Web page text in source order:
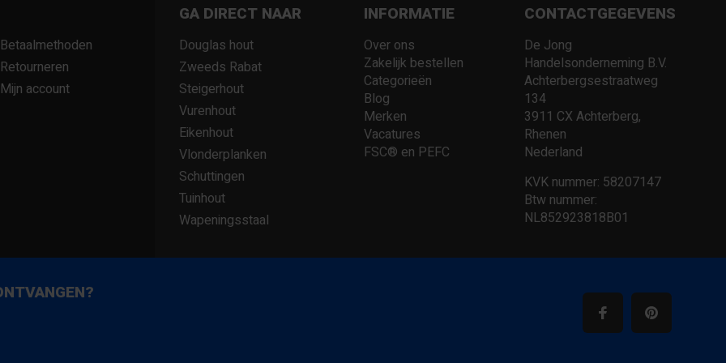
bescherming en
plaatsing
hoge draagkracht,
een tijdloze en verzorgde
afwerking.
Betaalmethoden
Retourneren
Mijn account
GA DIRECT NAAR
Douglas hout
Zweeds Rabat
Steigerhout
Vurenhout
Eikenhout
Vlonderplanken
Schuttingen
Tuinhout
Wapeningsstaal
INFORMATIE
Over ons
Zakelijk bestellen
Categorieën
Blog
Merken
Vacatures
FSC® en PEFC
CONTACTGEGEVENS
De Jong
Handelsonderneming B.V.
Achterbergsestraatweg
134
3911 CX Achterberg,
Rhenen
Nederland
KVK nummer: 58207147
Btw nummer:
NL852923818B01